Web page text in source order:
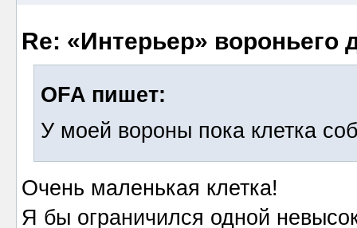
Re: «Интерьер» вороньего
OFA пишет:
У моей вороны пока клетка
Очень маленькая клетка!
Я бы ограничился одной